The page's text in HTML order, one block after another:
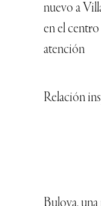
nuevo a
en el centro
atención
Relación